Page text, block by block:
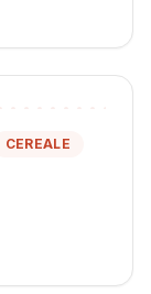
CEREALE